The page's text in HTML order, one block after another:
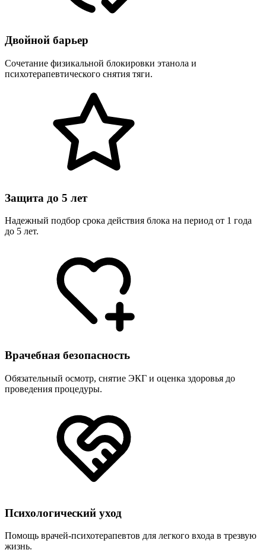
Двойной барьер
Сочетание физикальной блокировки этанола и
психотерапевтического снятия тяги.
Защита до 5 лет
Надежный подбор срока действия блока на период от 1 года
до 5 лет.
Врачебная безопасность
Обязательный осмотр, снятие ЭКГ и оценка здоровья до
проведения процедуры.
Психологический уход
Помощь врачей-психотерапевтов для легкого входа в трезвую
жизнь.